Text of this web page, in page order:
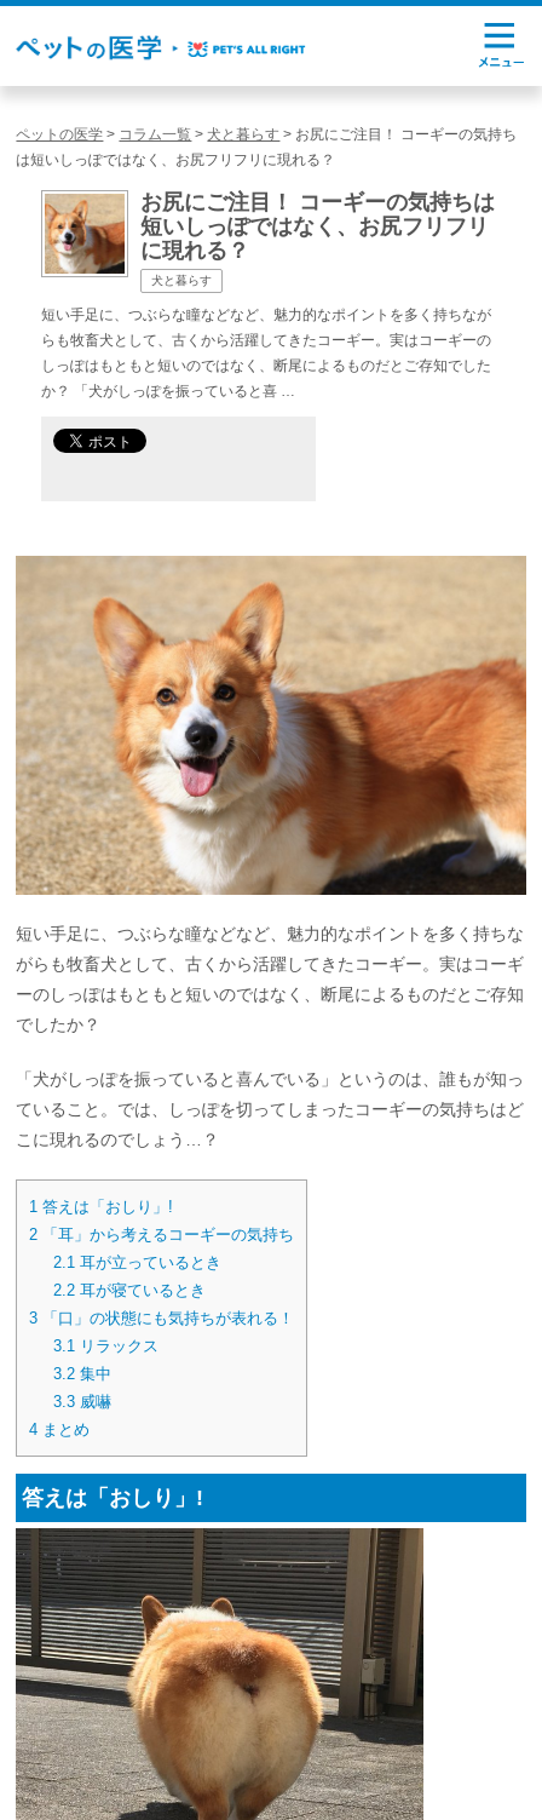
ペットの医学 > コラム一覧 >犬と暮らす > お尻にご注目！ コーギーの気持ち
は短いしっぽではなく、お尻フリフリに現れる？
お尻にご注目！ コーギーの気持ちは
短いしっぽではなく、お尻フリフリ
に現れる？
犬と暮らす
短い手足に、つぶらな瞳などなど、魅力的なポイントを多く持ちなが
らも牧畜犬として、古くから活躍してきたコーギー。実はコーギーの
しっぽはもともと短いのではなく、断尾によるものだとご存知でした
か？ 「犬がしっぽを振っていると喜 …
短い手足に、つぶらな瞳などなど、魅力的なポイントを多く持ちな
がらも牧畜犬として、古くから活躍してきたコーギー。実はコーギ
ーのしっぽはもともと短いのではなく、断尾によるものだとご存知
でしたか？
「犬がしっぽを振っていると喜んでいる」というのは、誰もが知っ
ていること。では、しっぽを切ってしまったコーギーの気持ちはど
こに現れるのでしょう…？
1 答えは「おしり」!
2 「耳」から考えるコーギーの気持ち
2.1 耳が立っているとき
2.2 耳が寝ているとき
3 「口」の状態にも気持ちが表れる！
3.1 リラックス
3.2 集中
3.3 威嚇
4 まとめ
答えは「おしり」!